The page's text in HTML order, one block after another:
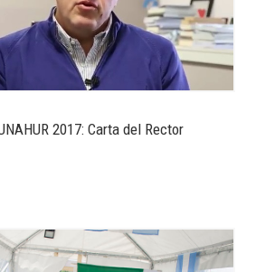
2017: Carta del Rector